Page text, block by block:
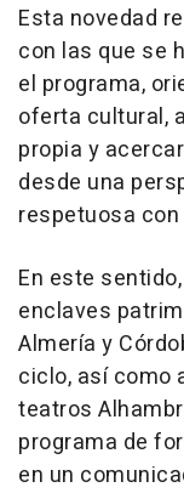
Esta novedad
con las que se
el programa,
oferta cultural,
propia y
desde una
respetuosa
En este
enclaves
Almería y
ciclo, así como
teatros
programa de
en un